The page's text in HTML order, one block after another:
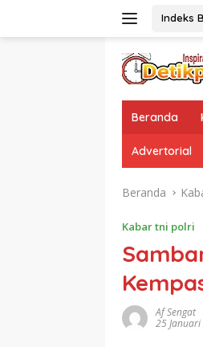
Indeks
Beranda
Advertorial
Beranda
Kabar tni polri
Af Sengat
25